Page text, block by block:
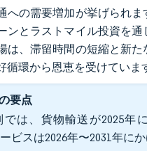
への需要増加が挙げられ
ンとラストマイル投資を
は、滞留時間の短縮と新
循環から恩恵を受けていま
要点
では、貨物輸送が2025年
ービスは2026年〜2031年に